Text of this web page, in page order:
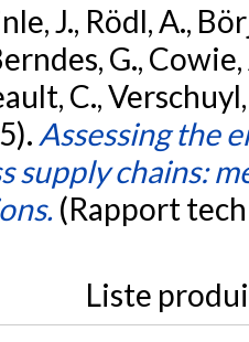
J., Rödl, A.,
G.,
C.,
Assessing the
supply chains:
(Rapport
Liste